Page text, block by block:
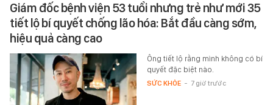
Giám đốc bệnh viện 53 tuổi nhưng trẻ như mới 35
tiết lộ bí quyết chống lão hóa: Bắt đầu càng sớm,
hiệu quả càng cao
Ông tiết lộ rằng mình không có bí
quyết đặc biệt nào.
SỨC KHỎE - 7 giờ trước